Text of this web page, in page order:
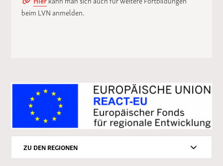
beim LVN anmelden.
ZU DEN REGIONEN